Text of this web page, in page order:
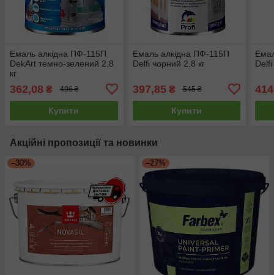
Емаль алкідна ПФ-115П
DekArt темно-зелений 2.8
кг
362,08 ₴ 496 ₴
Купити
Емаль алкідна ПФ-115П
Delfi чорний 2.8 кг
397,85₴ 545 ₴
Купити
Delfi
Акційні пропозиції та новинки
–30% –27%